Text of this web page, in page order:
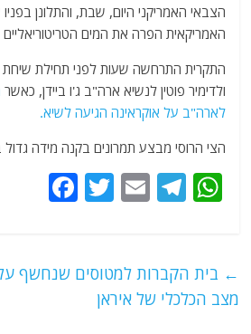
הצבאי האמריקני היום, שבת, והתלונן
האמריקאית הפרה את המים
התקרית התרחשה שעות לפני תחילת שיחת
ולדימיר פוטין לנשיא ארה"ב ג'ו ביידן, כאשר
לארה"ב על אוקראינה הגיעה לשיא.
הצי הרוסי מבצע תמרונים בקנה מידה גדול
W
s
A
T
g
ra
E
l
T
er
e ← בית הקברות למטוסים שנחשף
מצב הכלכלי של איראן